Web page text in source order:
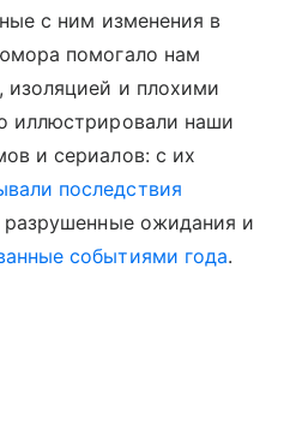
с ним изменения в
помогало нам
изоляцией и плохими
иллюстрировали наши
и сериалов: с их
последствия
разрушенные ожидания и
событиями года.